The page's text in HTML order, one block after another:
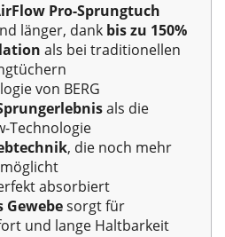
Pro-Sprungtuch
länger, dank bis zu 150%
als bei traditionellen
von BERG
als die
Technologie
, die noch mehr
absorbiert
sorgt für
und lange Haltbarkeit